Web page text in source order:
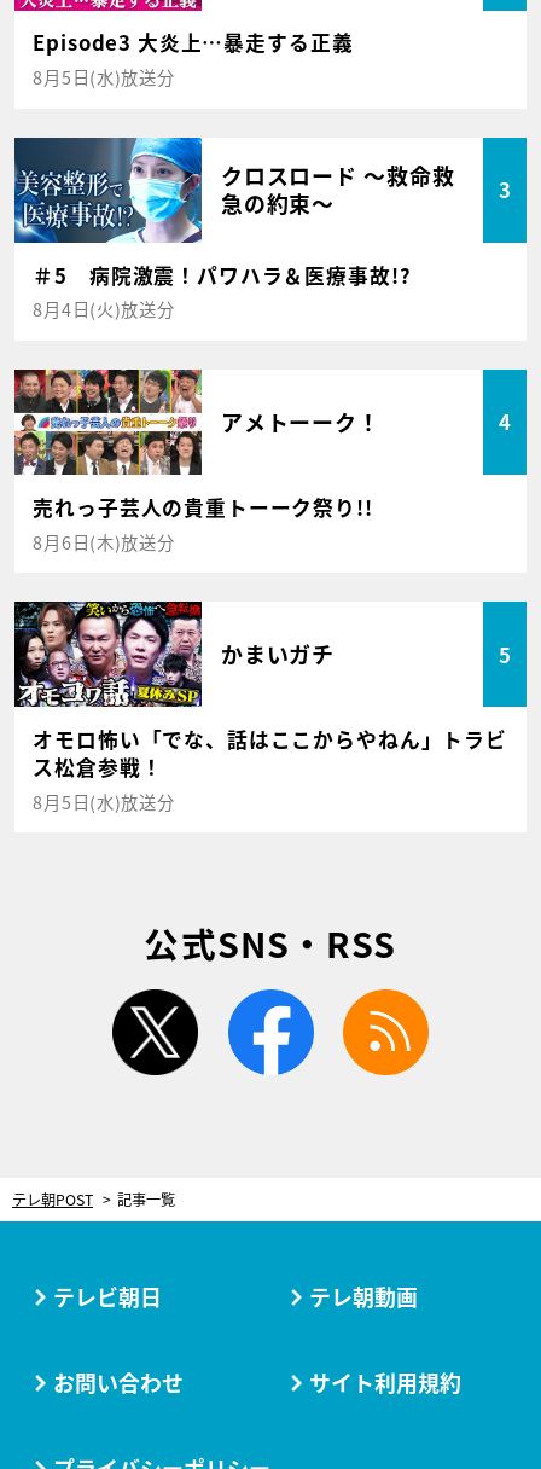
Episode3 大炎上…暴走する正義
8月5日(水)放送分
クロスロード ～救命救
急の約束～
3
＃5 病院激震！パワハラ＆医療事故!?
8月4日(火)放送分
アメトーーク！ 4
売れっ子芸人の貴重トーーク祭り!!
8月6日(木)放送分
かまいガチ 5
オモロ怖い「でな、話はここからやねん」トラビ
ス松倉参戦！
8月5日(水)放送分
公式SNS・RSS
twitter facebook
テレ朝POST 記事一覧
テレビ朝日 テレ朝動画
お問い合わせ サイト利用規約